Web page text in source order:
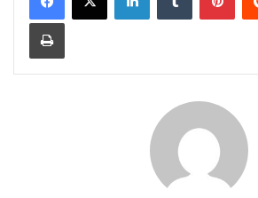
Print